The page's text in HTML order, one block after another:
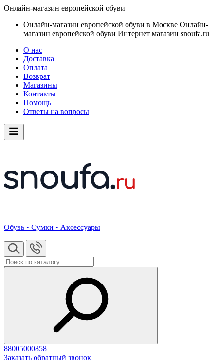
Онлайн-магазин европейской обуви
Онлайн-магазин европейской обуви в Москве Онлайн-
магазин европейской обуви Интернет магазин snoufa.ru
О нас
Доставка
Оплата
Возврат
Магазины
Контакты
Помощь
Ответы на вопросы
Обувь • Сумки • Аксессуары
88005000858
Заказать обратный звонок